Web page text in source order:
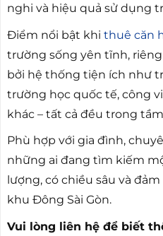
nghi và hiệu quả sử dụng
Điểm nổi bật khi thuê căn
trường sống yên tĩnh,
bởi hệ thống tiện ích như
trường học quốc tế, công
khác – tất cả đều trong
Phù hợp với gia đình,
những ai đang tìm kiếm
lượng, có chiều sâu và
khu Đông Sài Gòn.
Vui lòng liên hệ để biết